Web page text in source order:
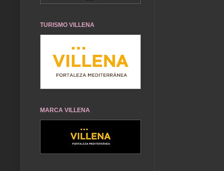
TURISMO VILLENA
MARCA VILLENA